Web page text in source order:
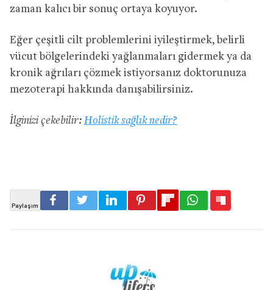
zaman kalıcı bir sonuç ortaya koyuyor.
Eğer çeşitli cilt problemlerini iyileştirmek, belirli
vücut bölgelerindeki yağlanmaları gidermek ya da
kronik ağrıları çözmek istiyorsanız doktorunuza
mezoterapi hakkında danışabilirsiniz.
İlginizi çekebilir: Holistik sağlık nedir?